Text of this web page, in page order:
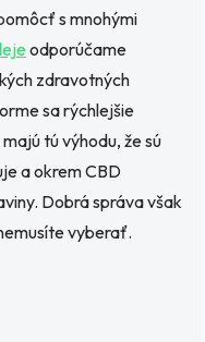
s mnohými
odporúčame
zdravotných
sa rýchlejšie
tú výhodu, že sú
a okrem CBD
Dobrá správa však
vyberať.